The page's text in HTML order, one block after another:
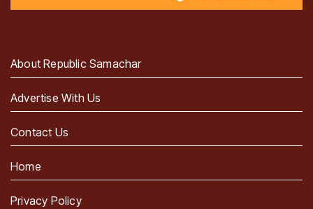
About Republic Samachar
Advertise With Us
Contact Us
Home
Privacy Policy